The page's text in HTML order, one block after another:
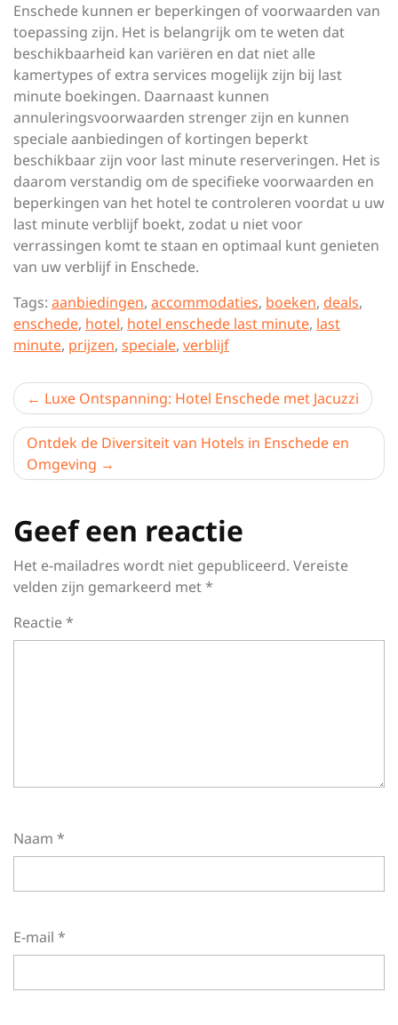
Enschede kunnen er beperkingen of voorwaarden van
toepassing zijn. Het is belangrijk om te weten dat
beschikbaarheid kan variëren en dat niet alle
kamertypes of extra services mogelijk zijn bij last
minute boekingen. Daarnaast kunnen
annuleringsvoorwaarden strenger zijn en kunnen
speciale aanbiedingen of kortingen beperkt
beschikbaar zijn voor last minute reserveringen. Het is
daarom verstandig om de specifieke voorwaarden en
beperkingen van het hotel te controleren voordat u uw
last minute verblijf boekt, zodat u niet voor
verrassingen komt te staan en optimaal kunt genieten
van uw verblijf in Enschede.
Tags: aanbiedingen, accommodaties, boeken, deals,
enschede, hotel, hotel enschede last minute, last
minute, prijzen, speciale, verblijf
Berichtnavigatie
Luxe Ontspanning: Hotel Enschede met Jacuzzi
Ontdek de Diversiteit van Hotels in Enschede en
Omgeving
Geef een reactie
Het e-mailadres wordt niet gepubliceerd. Vereiste
velden zijn gemarkeerd met*
Reactie*
Naam *
E-mail *